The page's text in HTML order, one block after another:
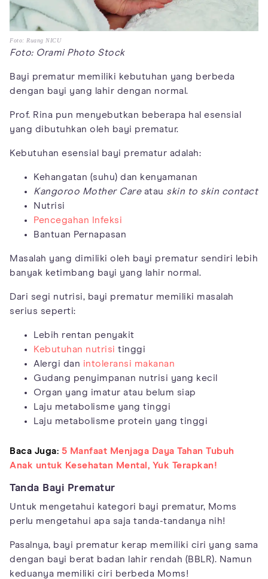
Foto: Ruang NICU
Foto: Orami Photo Stock
Bayi prematur memiliki kebutuhan yang berbeda
dengan bayi yang lahir dengan normal.
Prof. Rina pun menyebutkan beberapa hal esensial
yang dibutuhkan oleh bayi prematur.
Kebutuhan esensial bayi prematur adalah:
Kehangatan (suhu) dan kenyamanan
Kangoroo Mother Careatau skin to skin contact
Nutrisi
Pencegahan Infeksi
Bantuan Pernapasan
Masalah yang dimiliki oleh bayi prematur sendiri lebih
banyak ketimbang bayi yang lahir normal.
Dari segi nutrisi, bayi prematur memiliki masalah
serius seperti:
Lebih rentan penyakit
Kebutuhan nutrisi tinggi
Alergi dan intoleransi makanan
Gudang penyimpanan nutrisi yang kecil
Organ yang imatur atau belum siap
Laju metabolisme yang tinggi
Laju metabolisme protein yang tinggi
Baca Juga: 5 Manfaat Menjaga Daya Tahan Tubuh
Anak untuk Kesehatan Mental, Yuk Terapkan!
Tanda Bayi Prematur
Untuk mengetahui kategori bayi prematur, Moms
perlu mengetahui apa saja tanda-tandanya nih!
Pasalnya, bayi prematur kerap memiliki ciri yang sama
dengan bayi berat badan lahir rendah (BBLR). Namun
keduanya memiliki ciri berbeda Moms!